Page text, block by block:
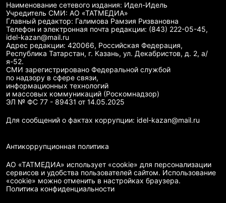
Наименование сетевого издания: Идел-Идель
Учредитель СМИ: АО «ТАТМЕДИА»
Главный редактор: Галимова Рамзия Ризвановна
Телефон и электронная почта редакции: (843) 222-05-45,
idel-kazan@mail.ru
Адрес редакции: 420066, Российская Федерация,
Республика Татарстан, г. Казань, ул. Декабристов, д. 2, а/
я-52.
СМИ зарегистрировано Федеральной службой
по надзору в сфере связи,
информационных технологий
и массовых коммуникаций (Роскомнадзор)
ЭЛ № ФС 77 - 89431 от 14.05.2025
Для сообщений о фактах коррупции: idel-kazan@mail.ru
Антикоррупционная политика
АО «ТАТМЕДИА» использует «cookie» для персонализации
сервисов и удобства пользователей сайтом. Использование
«cookie» можно отменить в настройках браузера.
Политика конфиденциальности